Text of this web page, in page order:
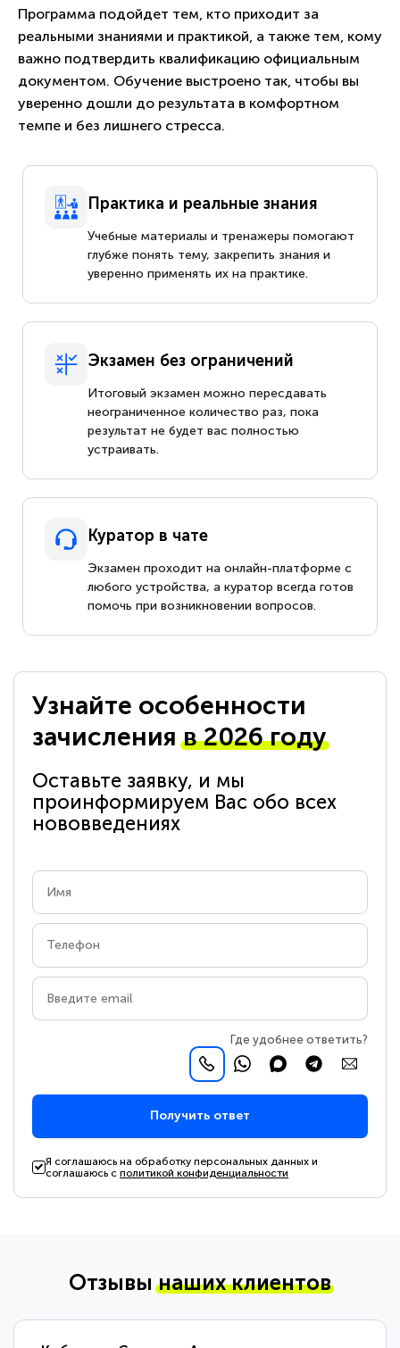
Программа подойдет тем, кто приходит за
реальными знаниями и практикой, а также тем, кому
важно подтвердить квалификацию официальным
документом. Обучение выстроено так, чтобы вы
уверенно дошли до результата в комфортном
темпе и без лишнего стресса.
Практика и реальные знания
Учебные материалы и тренажеры помогают
глубже понять тему, закрепить знания и
уверенно применять их на практике.
Экзамен без ограничений
Итоговый экзамен можно пересдавать
неограниченное количество раз, пока
результат не будет вас полностью
устраивать.
Куратор в чате
Экзамен проходит на онлайн-платформе с
любого устройства, а куратор всегда готов
помочь при возникновении вопросов.
Узнайте особенности
зачисленияв 2026 году
Оставьте заявку, и мы
проинформируем Вас обо всех
нововведениях
Где удобнее ответить?
Получить ответ
Я соглашаюсь на обработку персональных данных и
соглашаюсь сполитикой конфиденциальности
Отзывынаших клиентов